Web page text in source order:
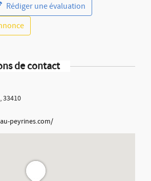
Rédiger une évaluation
de contact
33410
peyrines.com/